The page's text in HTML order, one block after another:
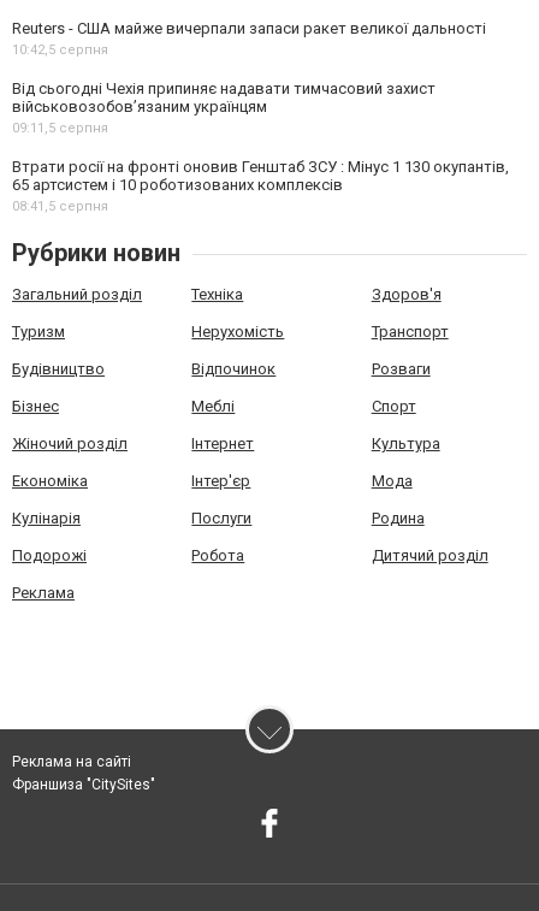
Reuters - США майже вичерпали запаси ракет великої дальності
10:42, 5 серпня
Від сьогодні Чехія припиняє надавати тимчасовий захист
військовозобов’язаним українцям
09:11, 5 серпня
Втрати росії на фронті оновив Генштаб ЗСУ : Мінус 1 130 окупантів,
65 артсистем і 10 роботизованих комплексів
08:41, 5 серпня
Рубрики новин
Загальний розділ Техніка Здоров'я
Туризм Нерухомість Транспорт
Будівництво Відпочинок Розваги
Бізнес Меблі Спорт
Жіночий розділ Інтернет Культура
Економіка Інтер'єр Мода
Кулінарія Послуги Родина
Подорожі Робота Дитячий розділ
Реклама
Реклама на сайті
Франшиза "CitySites"